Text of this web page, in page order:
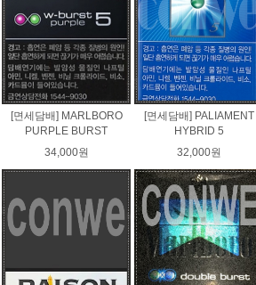
[면세담배] MARLBORO
PURPLE BURST
34,000원
[면세담배] PALIAMENT
HYBRID 5
32,000원